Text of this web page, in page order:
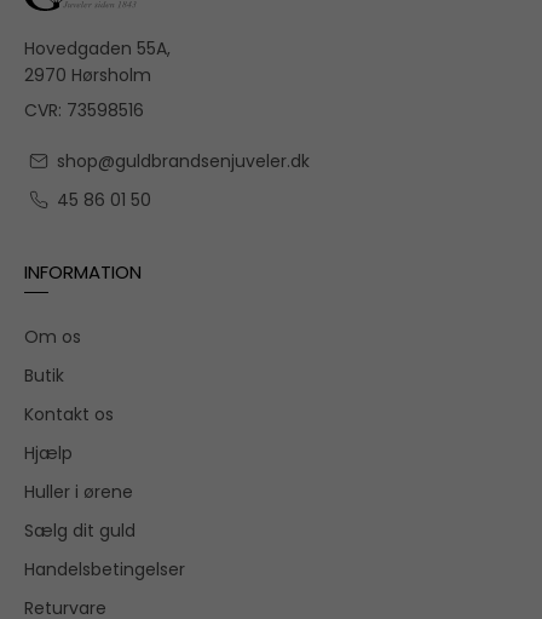
Hovedgaden 55A,
2970 Hørsholm
CVR: 73598516
shop@guldbrandsenjuveler.dk
45 86 01 50
INFORMATION
Om os
Butik
Kontakt os
Hjælp
Huller i ørene
Sælg dit guld
Handelsbetingelser
Returvare